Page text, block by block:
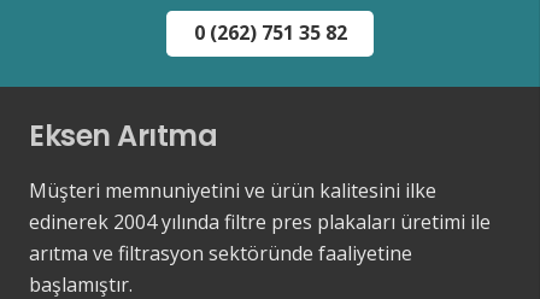
0 (262) 751 35 82
Eksen Arıtma
Müşteri memnuniyetini ve ürün kalitesini ilke
edinerek 2004 yılında filtre pres plakaları üretimi ile
arıtma ve filtrasyon sektöründe faaliyetine
başlamıştır.